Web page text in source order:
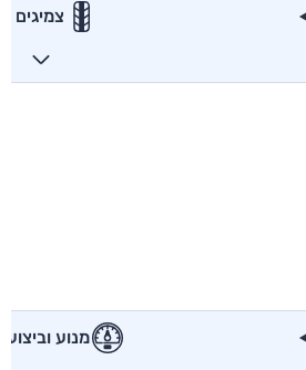
צמיגים
מנוע וביצועים